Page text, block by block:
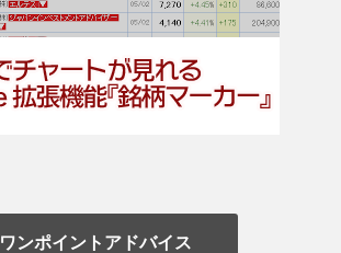
ワンポイントアドバイス